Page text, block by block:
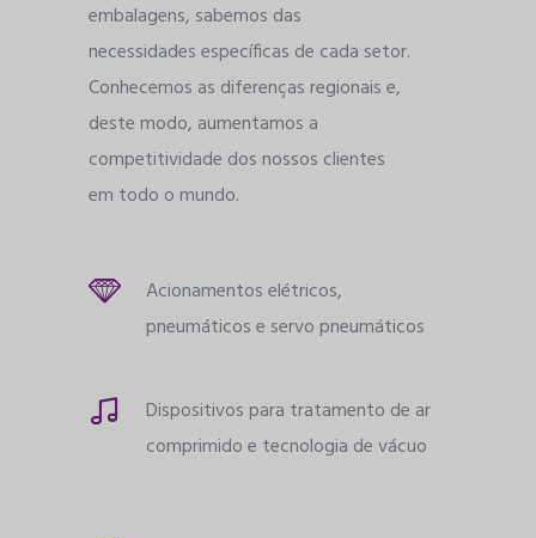
embalagens, sabemos das
necessidades específicas de cada setor.
Conhecemos as diferenças regionais e,
deste modo, aumentamos a
competitividade dos nossos clientes
em todo o mundo.
Acionamentos elétricos,
pneumáticos e servo pneumáticos
Dispositivos para tratamento de ar
comprimido e tecnologia de vácuo